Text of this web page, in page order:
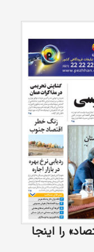
را اینجا